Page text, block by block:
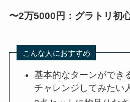
〜2万5000円：グラトリ初
こんな人におすすめ
基本的なターンができ
チャレンジしてみたい